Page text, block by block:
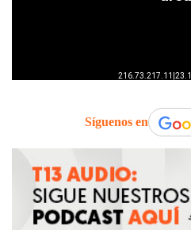
Síguenos en